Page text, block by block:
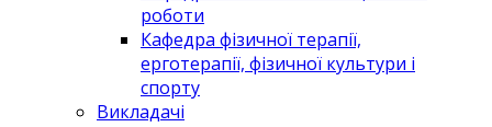
роботи
Кафедра фізичної терапії,
ерготерапії, фізичної культури і
спорту
Викладачі